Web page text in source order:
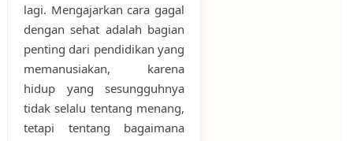
lagi. Mengajarkan cara gagal
dengan sehat adalah bagian
penting dari pendidikan yang
memanusiakan, karena
hidup yang sesungguhnya
tidak selalu tentang menang,
tetapi tentang bagaimana